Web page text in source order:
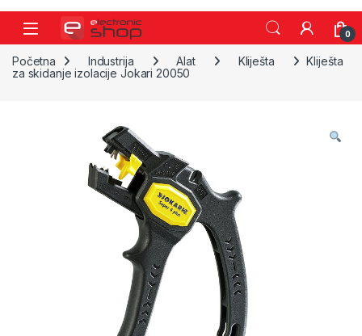
Skip to navigation
Skip to content
0
Početna Industrija Alat Kliješta
Kliješta
za skidanje izolacije Jokari 20050